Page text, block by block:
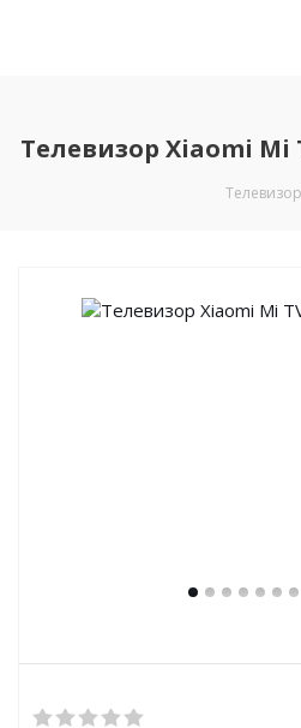
Телевизор Xiaomi Mi